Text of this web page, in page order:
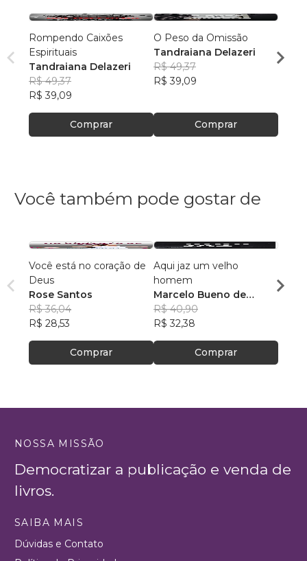
Rompendo Caixões
Espirituais
Tandraiana Delazeri
R$ 49,37
R$ 39,09
Comprar
O Peso da Omissão
Tandraiana Delazeri
R$ 49,37
R$ 39,09
Comprar
R$
Você também pode gostar de
Você está no coração de
Deus
Rose Santos
R$ 36,04
R$ 28,53
Comprar
Aqui jaz um velho
homem
Marcelo Bueno de
Oliveira
R$ 40,90
R$ 32,38
Comprar
NOSSA MISSÃO
Democratizar a publicação e venda de
livros.
SAIBA MAIS
Dúvidas e Contato